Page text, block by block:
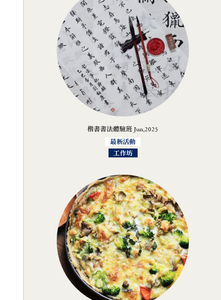
楷書書法體驗班 Jun,2025
最新活動
工作坊